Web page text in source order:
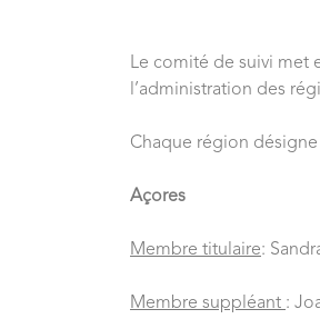
Le comité de suivi met
l’administration des
Chaque région
Açores
Membre titulaire:
Membre suppléant :